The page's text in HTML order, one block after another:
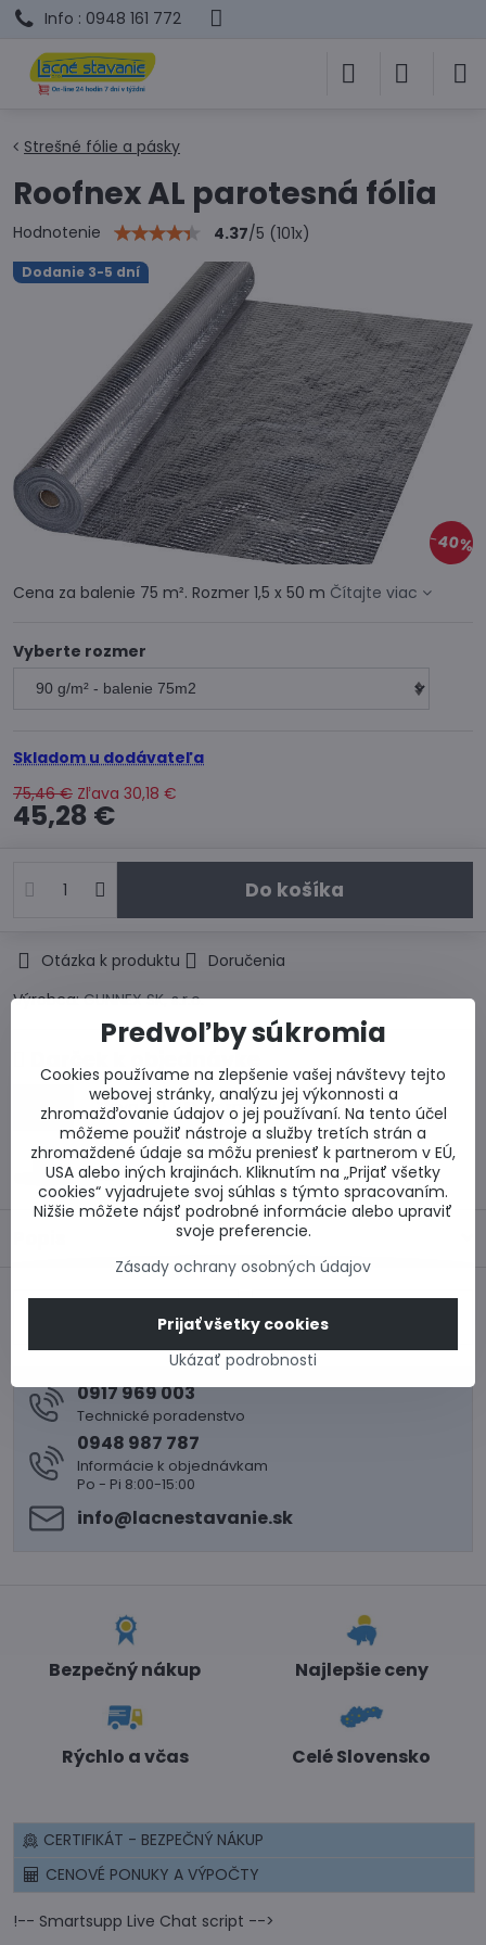
Info : 0948 161 772
Dodanie 3-5 dní
40%
Strešné fólie a pásky
Roofnex AL parotesná fólia
Hodnotenie 4.37/5 (101x)
Cena za balenie 75 m². Rozmer 1,5 x 50 m Čítajte viac
Vyberte rozmer
Skladom u dodávateľa
75,46 € Zľava 30,18 €
45,28 €
Do košíka
Otázka k produktu
Doručenia
Výrobca:GUNNEX SK, s.r.o.
Zľava 100 EUR na zateplenie fasády
25 % zľava na okná Salamander BluEvolution
82
Nasledujúci produkt
0917 969 003
Technické poradenstvo
0948 987 787
Informácie k objednávkam
Po - Pi 8:00-15:00
info​@lacnestavanie​.sk
Bezpečný nákup Najlepšie ceny
Rýchlo a včas Celé Slovensko
CERTIFIKÁT - BEZPEČNÝ NÁKUP
CENOVÉ PONUKY A VÝPOČTY
!-- Smartsupp Live Chat script -->
Predvoľby súkromia
Cookies používame na zlepšenie vašej návštevy tejto
webovej stránky, analýzu jej výkonnosti a
zhromažďovanie údajov o jej používaní. Na tento účel
môžeme použiť nástroje a služby tretích strán a
zhromaždené údaje sa môžu preniesť k partnerom v EÚ,
USA alebo iných krajinách. Kliknutím na „Prijať všetky
cookies“ vyjadrujete svoj súhlas s týmto spracovaním.
Nižšie môžete nájsť podrobné informácie alebo upraviť
svoje preferencie.
Zásady ochrany osobných údajov
Ukázať podrobnosti
Prijať všetky cookies